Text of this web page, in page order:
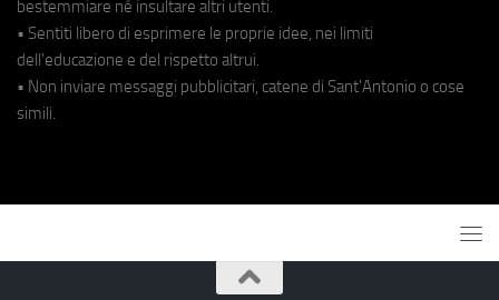
bestemmiare né insultare altri utenti.
• Sentiti libero di esprimere le proprie idee, nei limiti
dell'educazione e del rispetto altrui.
• Non inviare messaggi pubblicitari, catene di Sant'Antonio o cose
simili.